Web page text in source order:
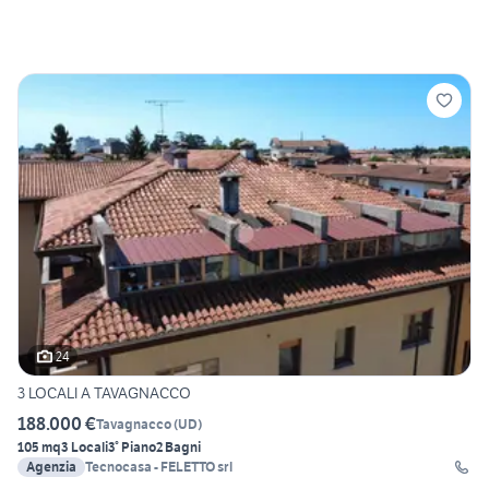
24
3 LOCALI A TAVAGNACCO
188.000 €Tavagnacco(UD)
105 mq3 Locali3° Piano2 Bagni
Agenzia Tecnocasa - FELETTO srl